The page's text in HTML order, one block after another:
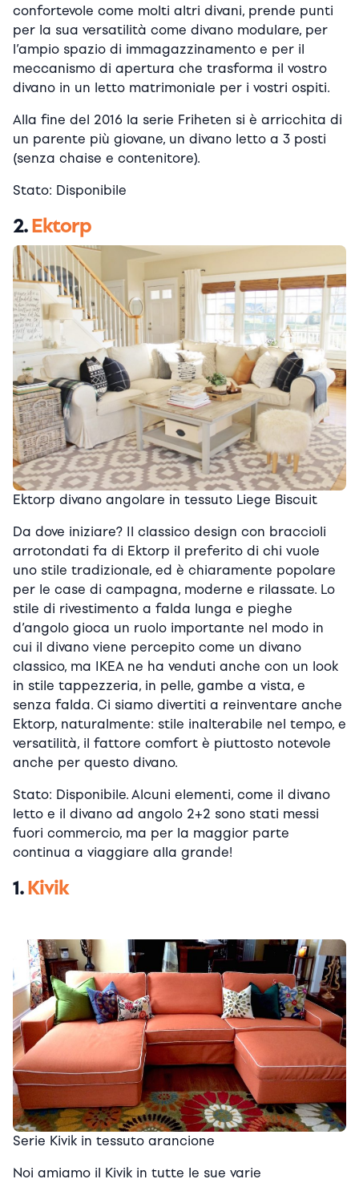
confortevole come molti altri divani, prende punti
per la sua versatilità come divano modulare, per
l’ampio spazio di immagazzinamento e per il
meccanismo di apertura che trasforma il vostro
divano in un letto matrimoniale per i vostri ospiti.
Alla fine del 2016 la serie Friheten si è arricchita di
un parente più giovane, un divano letto a 3 posti
(senza chaise e contenitore).
Stato: Disponibile
2.Ektorp
Ektorp divano angolare in tessuto Liege Biscuit
Da dove iniziare? Il classico design con braccioli
arrotondati fa di Ektorp il preferito di chi vuole
uno stile tradizionale, ed è chiaramente popolare
per le case di campagna, moderne e rilassate. Lo
stile di rivestimento a falda lunga e pieghe
d’angolo gioca un ruolo importante nel modo in
cui il divano viene percepito come un divano
classico, ma IKEA ne ha venduti anche con un look
in stile tappezzeria, in pelle, gambe a vista, e
senza falda. Ci siamo divertiti a reinventare anche
Ektorp, naturalmente: stile inalterabile nel tempo, e
versatilità, il fattore comfort è piuttosto notevole
anche per questo divano.
Stato: Disponibile. Alcuni elementi, come il divano
letto e il divano ad angolo 2+2 sono stati messi
fuori commercio, ma per la maggior parte
continua a viaggiare alla grande!
1.Kivik
Serie Kivik in tessuto arancione
Noi amiamo il Kivik in tutte le sue varie